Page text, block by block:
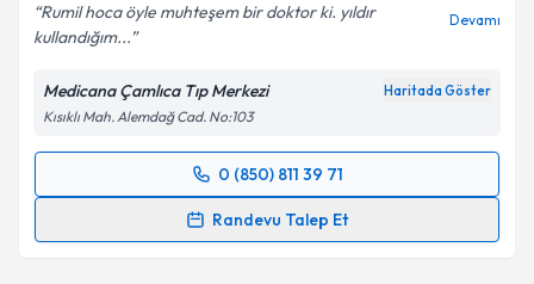
Metni'ni okudum ve kişisel verilerimin belirtilen
kapsamda işlenmesini kabul ediyorum.
Takvim Talebini Gönder
Rumil hoca öyle muhteşem bir doktor ki. yıldır
kullandığım...
Devamı
Medicana Çamlıca Tıp Merkezi Haritada Göster
Kısıklı Mah. Alemdağ Cad. No:103
0 (850) 811 39 71
Randevu Talep Et
Randevu Takvimi Talebi